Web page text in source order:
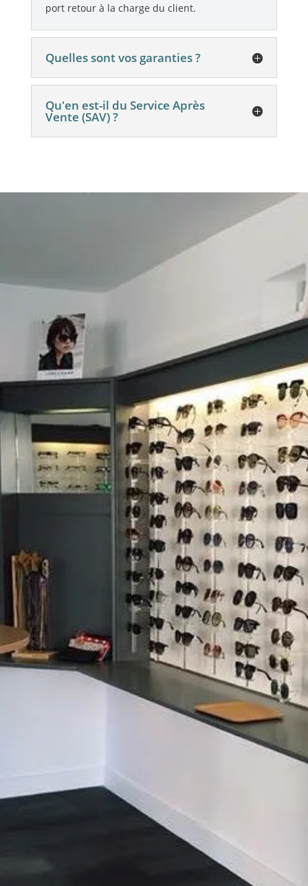
port retour à la charge du client.
Quelles sont vos garanties ?
Qu'en est-il du Service Après
Vente (SAV) ?
RENDEZ-VOUS
DANS NOTRE
MAGASIN
D’OPTIQUE
DU MARDI AU VENDREDI
9h -18h30
SAMEDI
9h – 12h / 14h30 – 18h30
04 90 66 78 79
optiquemorelmonteux@gmail.com